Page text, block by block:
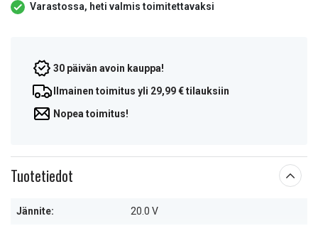
Varastossa, heti valmis toimitettavaksi
30 päivän avoin kauppa!
Ilmainen toimitus yli 29,99 € tilauksiin
Nopea toimitus!
Tuotetiedot
Jännite: 20.0 V